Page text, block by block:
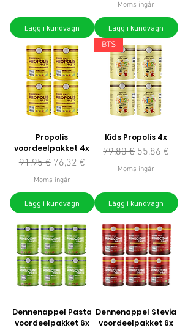
Lägg i kundvagn
Moms ingår
Lägg i kundvagn
Propolis
voordeelpakket 4x
Ordinarie pris
91,95 € Reapris
76,32 €
Moms ingår
Lägg i kundvagn
BTS
Kids Propolis 4x
Ordinarie pris
79,80 € Reapris
55,86 €
Moms ingår
Lägg i kundvagn
Dennenappel Pasta
voordeelpakket 6x
Dennenappel Stevia
voordeelpakket 6x